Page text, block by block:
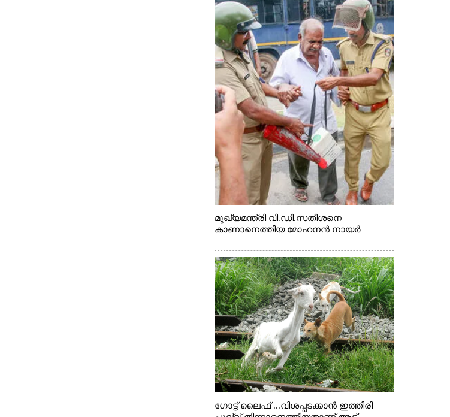
മുഖ്യമന്ത്രി വി.ഡി.സതീശനെ
കാണാനെത്തിയ മോഹനൻ നായർ
ഗോട്ട് ലൈഫ് ...വിശപ്പടക്കാൻ ഇത്തിരി